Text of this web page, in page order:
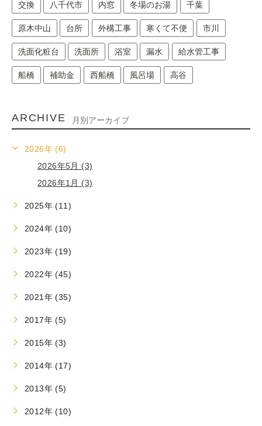
交換 八千代市 内窓 冬場のお湯 千葉
原木中山 台所 外構工事 寒くて不便 市川
洗面化粧台 洗面所 浴室 漏水 給水管工事
船橋 補助金 西船橋 風呂場 高谷
ARCHIVE 月別アーカイブ
2026年 (6)
2026年5月 (3)
2026年1月 (3)
2025年 (11)
2024年 (10)
2023年 (19)
2022年 (45)
2021年 (35)
2017年 (5)
2015年 (3)
2014年 (17)
2013年 (5)
2012年 (10)